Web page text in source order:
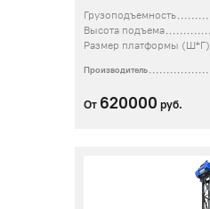
Грузоподъемность
Высота подъема
Размер платформы (Ш*Г)
Производитель
От 620000 руб.